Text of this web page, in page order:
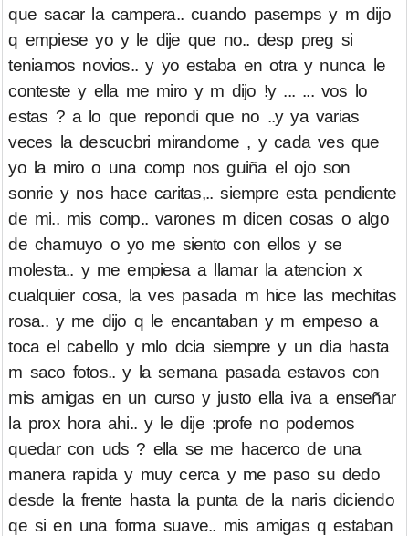
que sacar la campera.. cuando pasemps y m dijo
q empiese yo y le dije que no.. desp preg si
teniamos novios.. y yo estaba en otra y nunca le
conteste y ella me miro y m dijo !y ... ... vos lo
estas ? a lo que repondi que no ..y ya varias
veces la descucbri mirandome , y cada ves que
yo la miro o una comp nos guiña el ojo son
sonrie y nos hace caritas,.. siempre esta pendiente
de mi.. mis comp.. varones m dicen cosas o algo
de chamuyo o yo me siento con ellos y se
molesta.. y me empiesa a llamar la atencion x
cualquier cosa, la ves pasada m hice las mechitas
rosa.. y me dijo q le encantaban y m empeso a
toca el cabello y mlo dcia siempre y un dia hasta
m saco fotos.. y la semana pasada estavos con
mis amigas en un curso y justo ella iva a enseñar
la prox hora ahi.. y le dije :profe no podemos
quedar con uds ? ella se me hacerco de una
manera rapida y muy cerca y me paso su dedo
desde la frente hasta la punta de la naris diciendo
qe si en una forma suave.. mis amigas q estaban